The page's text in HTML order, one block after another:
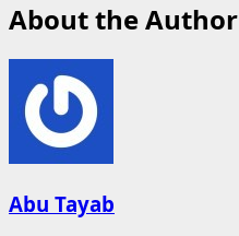
About the Author
Abu Tayab